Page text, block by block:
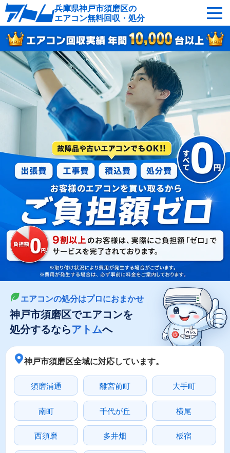
兵庫県神戸市須磨区の
エアコン無料回収・処分
サービスの特徴 回収可能なエアコン
対応エリア 回収の流れ
よくあるご質問 運営会社
神戸市須磨区へ無料出張
最短即日 お急ぎの方はこちら
0120-214-555
受付：24時間年中無休（通話料無料）
LINEやメールでカンタン依頼
メールで回収依頼 LINEで回収依頼
エアコンの処分はプロにおまかせ
神戸市須磨区でエアコンを
処分するならアトムへ
神戸市須磨区全域に対応しています。
須磨浦通 離宮前町 大手町
南町 千代が丘 横尾
西須磨 多井畑 板宿